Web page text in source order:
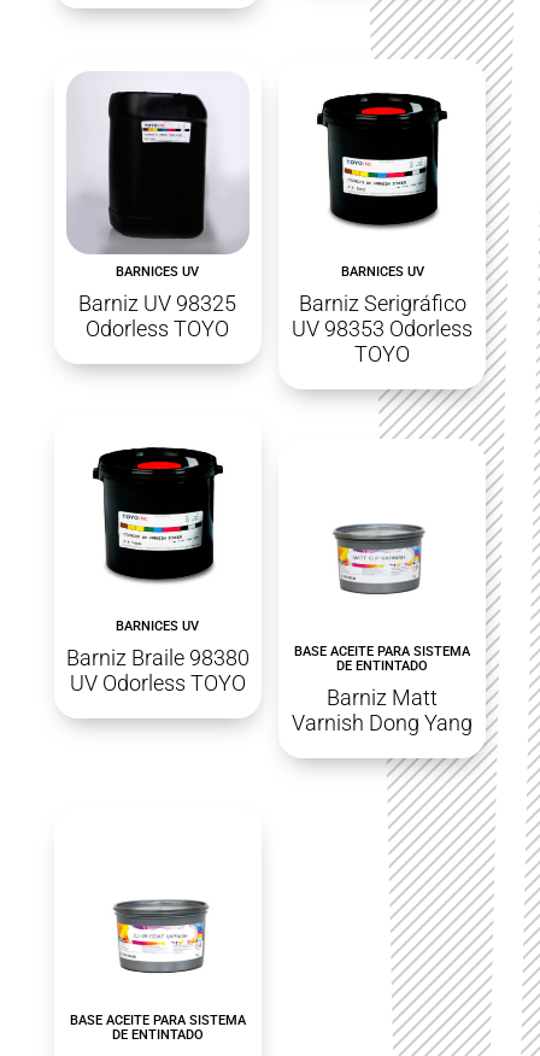
BARNICES UV
Barniz UV 98325
Odorless TOYO
BARNICES UV
Barniz Serigráfico
UV 98353 Odorless
TOYO
BARNICES UV
Barniz Braile 98380
UV Odorless TOYO
BASE ACEITE PARA SISTEMA
DE ENTINTADO
Barniz Matt
Varnish Dong Yang
BASE ACEITE PARA SISTEMA
DE ENTINTADO